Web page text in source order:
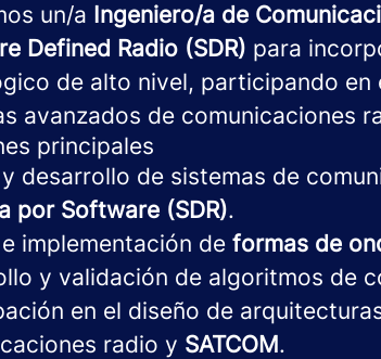
un/a Ingeniero/a de
Defined Radio (SDR) para
de alto nivel, participando en
avanzados de comunicaciones
principales
desarrollo de sistemas de
por Software (SDR).
implementación de formas de
y validación de algoritmos de
en el diseño de
radio y SATCOM.